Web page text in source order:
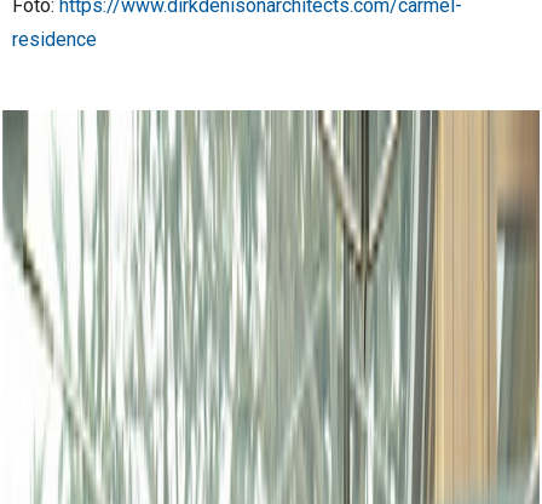
Foto: https://www.dirkdenisonarchitects.com/carmel-
residence